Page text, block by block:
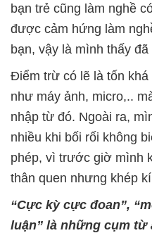
bạn trẻ cũng làm nghề
được cảm hứng làm
bạn, vậy là mình thấy đã
Điểm trừ có lẽ là tốn
như máy ảnh, micro,..
nhập từ đó. Ngoài ra,
nhiều khi bối rối không
phép, vì trước giờ mình
thân quen nhưng khép
“Cực kỳ cực đoan”,
luận” là những cụm từ